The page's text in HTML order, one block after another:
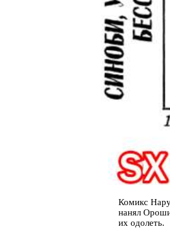
Комикс
нанял
их одолеть.